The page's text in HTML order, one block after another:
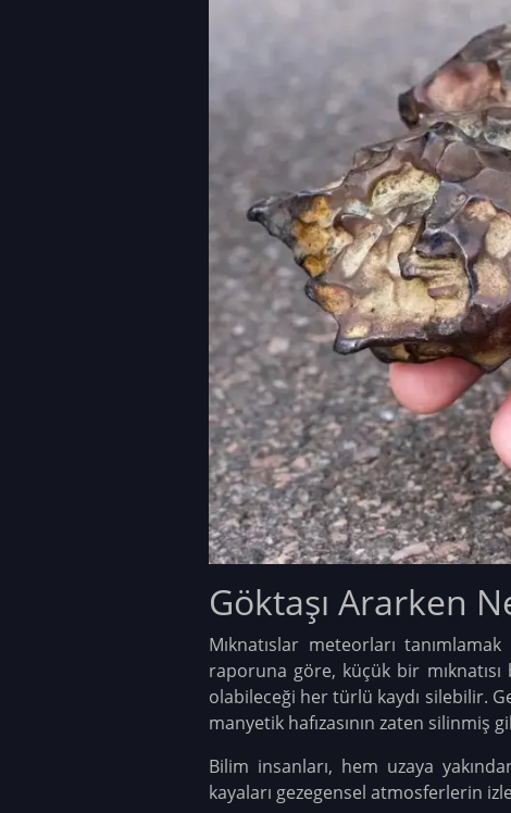
Göktaşı Ararken
Mıknatıslar meteorları
raporuna göre, küçük bir
olabileceği her türlü kaydı silebilir.
manyetik hafızasının zaten
Bilim insanları, hem uzaya
kayaları gezegensel atmosferlerin